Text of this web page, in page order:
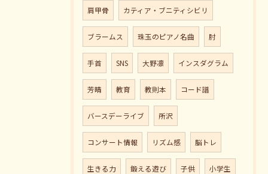
肩甲骨 カティア・ブニティシビリ
ブラームス 珠玉のピアノ名曲 肘
手首 SNS 大野凛 インスダグラム
芳晴 教育 教則本 コード譜
バースデーライブ 所沢
コンサート情報 リズム感 脳トレ
生きる力 鍛える遊び 子供 小学生